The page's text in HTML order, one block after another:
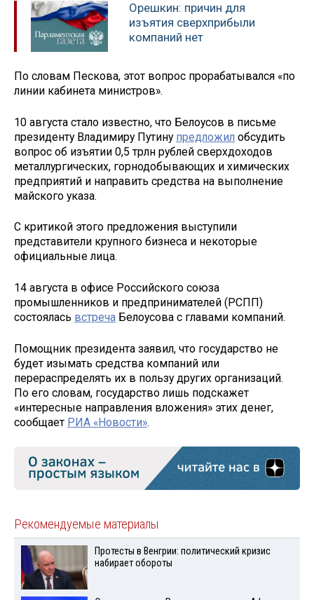
Орешкин: причин для
изъятия сверхприбыли
компаний нет
По словам Пескова, этот вопрос прорабатывался «по
линии кабинета министров».
10 августа стало известно, что Белоусов в письме
президенту Владимиру Путину предложил обсудить
вопрос об изъятии 0,5 трлн рублей сверхдоходов
металлургических, горнодобывающих и химических
предприятий и направить средства на выполнение
майского указа.
С критикой этого предложения выступили
представители крупного бизнеса и некоторые
официальные лица.
14 августа в офисе Российского союза
промышленников и предпринимателей (РСПП)
состоялась встреча Белоусова с главами компаний.
Помощник президента заявил, что государство не
будет изымать средства компаний или
перераспределять их в пользу других организаций.
По его словам, государство лишь подскажет
«интересные направления вложения» этих денег,
сообщает РИА «Новости».
Рекомендуемые материалы
Протесты в Венгрии: политический кризис
набирает обороты